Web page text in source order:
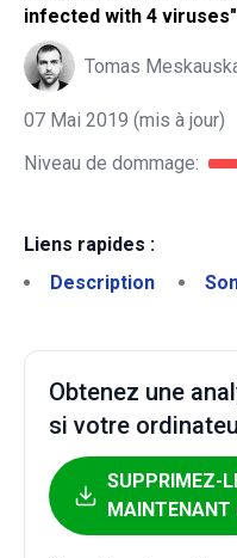
infected with 4 viruses"
Tomas
07 Mai 2019 (mis à jour)
Niveau de dommage:
Liens rapides :
Description
Obtenez une
si votre
SUPPRIMEZ-